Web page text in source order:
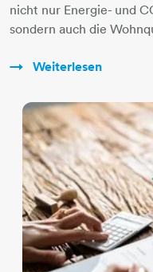
nicht nur Energie- und
sondern auch die
Weiterlesen